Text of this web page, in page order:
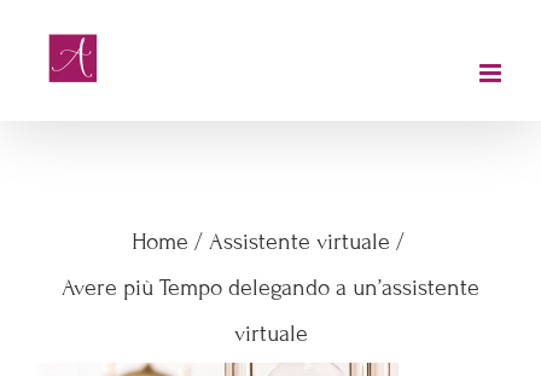
Home / Assistente virtuale /
Avere più Tempo delegando a un’assistente
virtuale